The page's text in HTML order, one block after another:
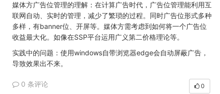
媒体方广告位管理的理解：在计算广告时代，广告位管理能利用互
联网自动、实时的管理，减少了繁琐的过程。同时广告位形式多种
多样，有banner位、开屏等。媒体方需考虑到如何将一个广告位
收益最大化。如像在SSP平台运用广义第二价格理论等。
实践中的问题：使用windows自带浏览器edge会自动屏蔽广告，
导致效果出不来。
0 条评论 0